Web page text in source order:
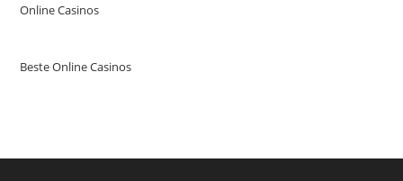
Online Casinos
Beste Online Casinos